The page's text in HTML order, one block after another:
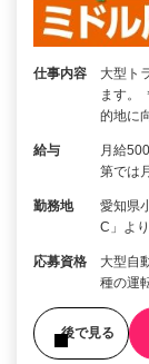
仕事内容
大型ト
ます。
的地に
給与
月給
第では
勤務地
愛知県
C」よ
応募資格
大型自
種の運
後で見る